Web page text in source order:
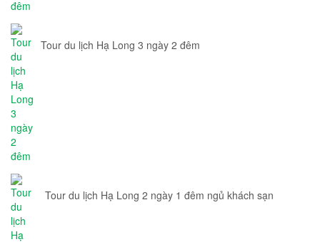
Tour du lịch Hạ Long 3 ngày 2 đêm
Tour du lịch Hạ Long 2 ngày 1 đêm ngủ khách sạn